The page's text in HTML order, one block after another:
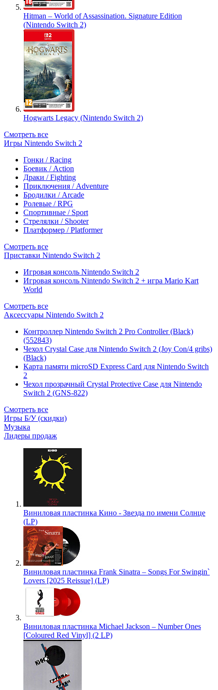
Hitman – World of Assassination. Signature Edition
(Nintendo Switch 2)
Hogwarts Legacy (Nintendo Switch 2)
Смотреть все
Игры Nintendo Switch 2
Гонки / Racing
Боевик / Action
Драки / Fighting
Приключения / Adventure
Бродилки / Arcade
Ролевые / RPG
Спортивные / Sport
Стрелялки / Shooter
Платформер / Platformer
Смотреть все
Приставки Nintendo Switch 2
Игровая консоль Nintendo Switch 2
Игровая консоль Nintendo Switch 2 + игра Mario Kart
World
Смотреть все
Аксессуары Nintendo Switch 2
Контроллер Nintendo Switch 2 Pro Controller (Black)
(552843)
Чехол Сrystal Сase для Nintendo Switch 2 (Joy Con/4 gribs)
(Black)
Карта памяти microSD Express Card для Nintendo Switch
2
Чехол прозрачный Crystal Protective Case для Nintendo
Switch 2 (GNS-822)
Смотреть все
Игры Б/У (скидки)
Музыка
Лидеры продаж
Виниловая пластинка Кино - Звезда по имени Солнце
(LP)
Виниловая пластинка Frank Sinatra – Songs For Swingin`
Lovers [2025 Reissue] (LP)
Виниловая пластинка Michael Jackson – Number Ones
[Coloured Red Vinyl] (2 LP)